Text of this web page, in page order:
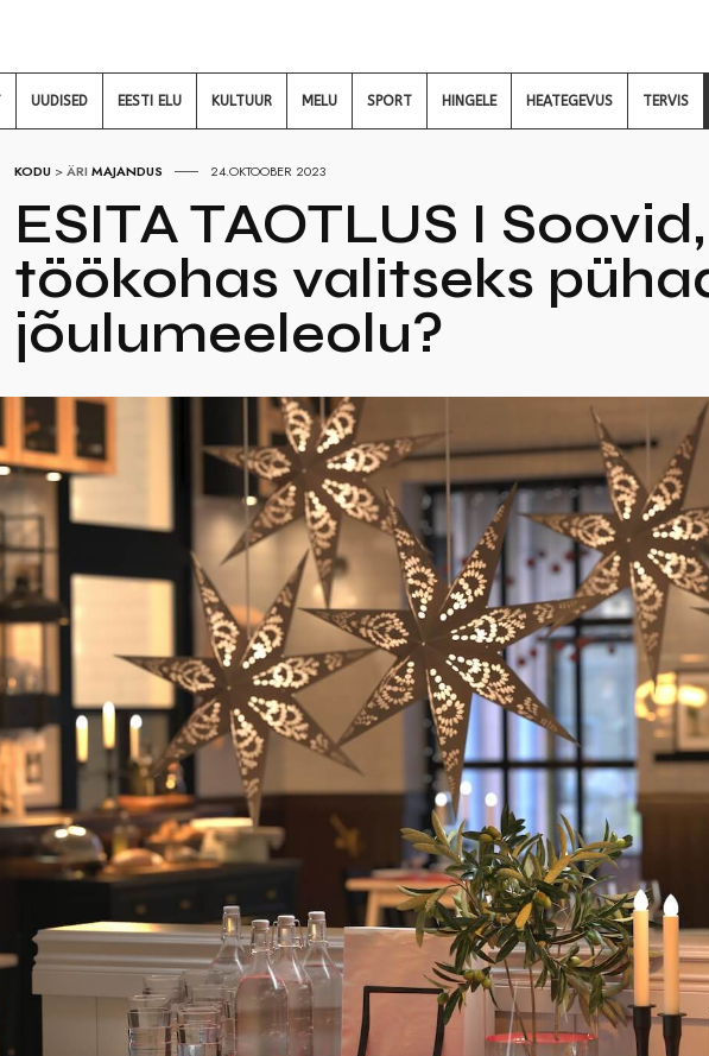
UUDISED EESTI ELU KULTUUR MELU SPORT HINGELE HEATEGEVUS TERVIS
KODU >ÄRI MAJANDUS 24.OKTOOBER 2023
ESITA TAOTLUS I
töökohas valitseks
jõulumeeleolu?